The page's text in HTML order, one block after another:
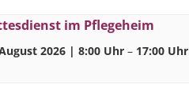
im Pflegeheim
2026 | 8:00 Uhr – 17:00 Uhr